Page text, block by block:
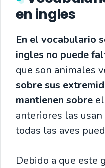
en ingles
En el vocabulario
ingles no puede
que son animales
sobre sus
mantienen sobre
anteriores las
todas las aves
Debido a que este